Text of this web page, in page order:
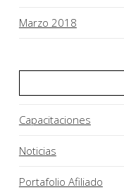
Marzo 2018
Capacitaciones
Noticias
Portafolio Afiliado